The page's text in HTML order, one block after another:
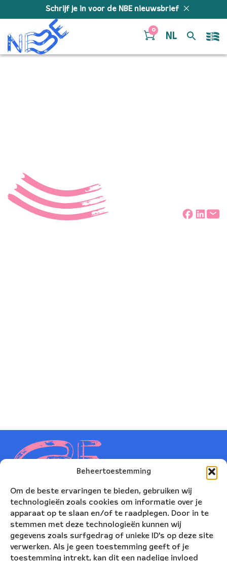
Beheertoestemming
Om de beste ervaringen te bieden, gebruiken wij
technologieën zoals cookies om informatie over je
apparaat op te slaan en/of te raadplegen. Door in te
stemmen met deze technologieën kunnen wij
gegevens zoals surfgedrag of unieke ID's op deze site
verwerken. Als je geen toestemming geeft of je
toestemming intrekt, kan dit een nadelige invloed
Schrijf je in voor de NBE nieuwsbrief
0
NL